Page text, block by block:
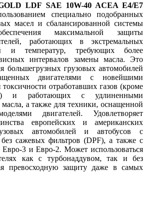
LDF SAE 10W-40 ACEA E4/E7
специально подобранных
масел и сбалансированной системы
максимальной защиты
работающих в экстремальных
и температур, требующих более
интервалов замены масла. Это
большегрузных грузовых автомобилей
двигателями с новейшими
отработавших газов (кроме
и работающих с удлиненными
а также для техники, оснащенной
двигателей. Удовлетворяет
европейских и американских
автомобилей и автобусов с
сажевых фильтров (DPF), а также с
Евро-3 и Евро-2. Может использоваться
как с турбонаддувом, так и без
превосходную защиту даже в самых